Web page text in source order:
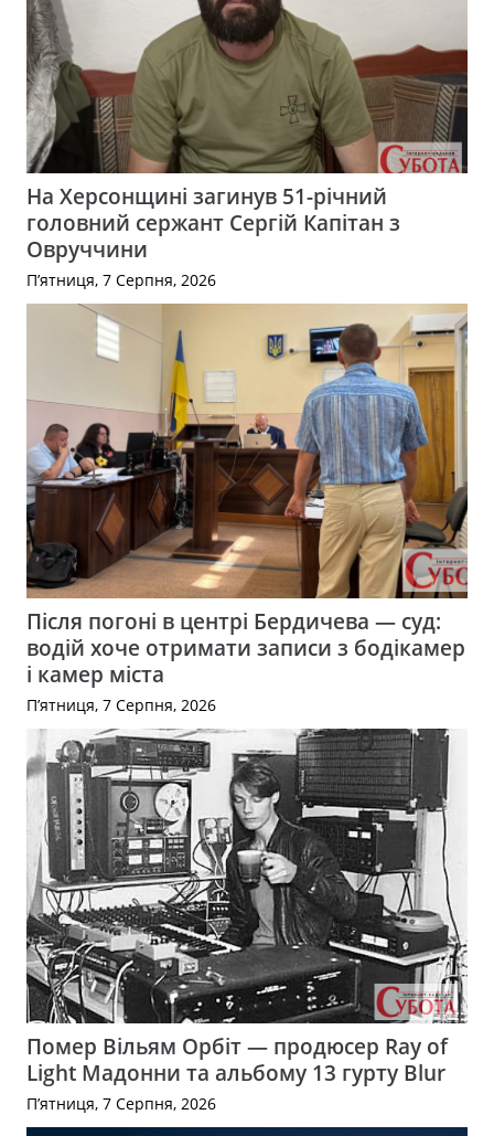
На Херсонщині загинув 51-річний
головний сержант Сергій Капітан з
Овруччини
П’ятниця, 7 Серпня, 2026
Після погоні в центрі Бердичева — суд:
водій хоче отримати записи з бодікамер
і камер міста
П’ятниця, 7 Серпня, 2026
Помер Вільям Орбіт — продюсер Ray of
Light Мадонни та альбому 13 гурту Blur
П’ятниця, 7 Серпня, 2026